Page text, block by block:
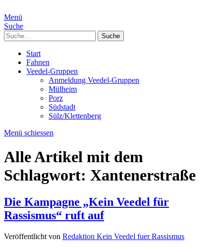
Menü
Suche
Suche
Start
Fahnen
Veedel-Gruppen
Anmeldung Veedel-Gruppen
Mülheim
Porz
Südstadt
Sülz/Klettenberg
Menü schiessen
Alle Artikel mit dem
Schlagwort: Xantenerstraße
Die Kampagne „Kein Veedel für
Rassismus“ ruft auf
Veröffentlicht von Redaktion Kein Veedel fuer Rassismus